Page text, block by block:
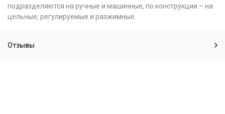
подразделяются на ручные и машинные, по конструкции – на
цельные, регулируемые и разжимные.
Отзывы